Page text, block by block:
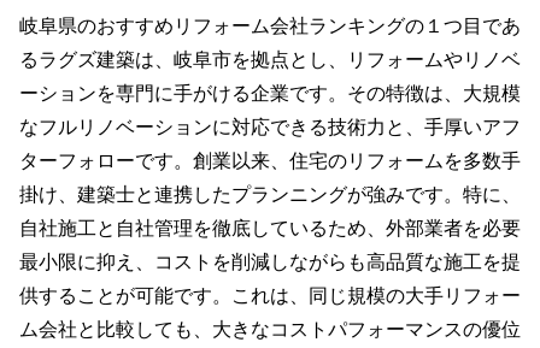
岐阜県のおすすめリフォーム会社ランキングの１つ目であ
るラグズ建築は、岐阜市を拠点とし、リフォームやリノベ
ーションを専門に手がける企業です。その特徴は、大規模
なフルリノベーションに対応できる技術力と、手厚いアフ
ターフォローです。創業以来、住宅のリフォームを多数手
掛け、建築士と連携したプランニングが強みです。特に、
自社施工と自社管理を徹底しているため、外部業者を必要
最小限に抑え、コストを削減しながらも高品質な施工を提
供することが可能です。これは、同じ規模の大手リフォー
ム会社と比較しても、大きなコストパフォーマンスの優位